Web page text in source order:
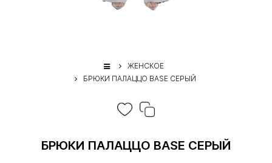
ЖЕНСКОЕ
БРЮКИ ПАЛАЦЦО BASE СЕРЫЙ
БРЮКИ ПАЛАЦЦО BASE СЕРЫЙ